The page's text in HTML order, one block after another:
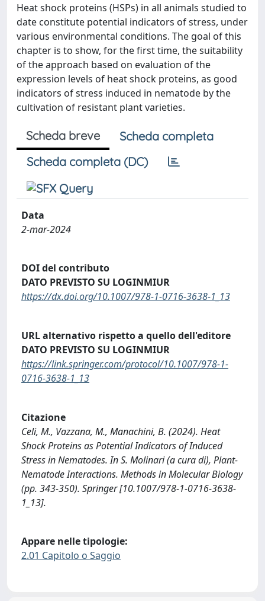
Heat shock proteins (HSPs) in all animals studied to
date constitute potential indicators of stress, under
various environmental conditions. The goal of this
chapter is to show, for the first time, the suitability
of the approach based on evaluation of the
expression levels of heat shock proteins, as good
indicators of stress induced in nematode by the
cultivation of resistant plant varieties.
Scheda breve
Scheda completa
Scheda completa (DC)
Data
2-mar-2024
DOI del contributo
DATO PREVISTO SU LOGINMIUR
https://dx.doi.org/10.1007/978-1-0716-3638-1_13
URL alternativo rispetto a quello dell'editore
DATO PREVISTO SU LOGINMIUR
https://link.springer.com/protocol/10.1007/978-1-
0716-3638-1_13
Citazione
Celi, M., Vazzana, M., Manachini, B. (2024). Heat
Shock Proteins as Potential Indicators of Induced
Stress in Nematodes. In S. Molinari (a cura di), Plant-
Nematode Interactions. Methods in Molecular Biology
(pp. 343-350). Springer [10.1007/978-1-0716-3638-
1_13].
Appare nelle tipologie:
2.01 Capitolo o Saggio